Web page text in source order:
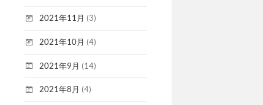
2021年11月 (3)
2021年10月 (4)
2021年9月 (14)
2021年8月 (4)